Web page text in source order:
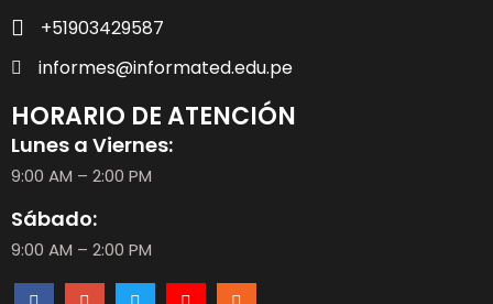
+51903429587
informes@informated.edu.pe
HORARIO DE ATENCIÓN
Lunes a Viernes:
9:00 AM – 2:00 PM
Sábado:
9:00 AM – 2:00 PM